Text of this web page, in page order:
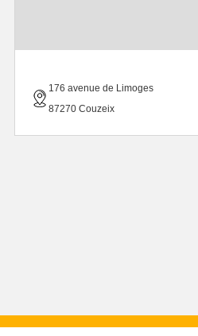
176 avenue de Limoges
87270 Couzeix